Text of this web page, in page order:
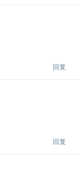
回复
回复